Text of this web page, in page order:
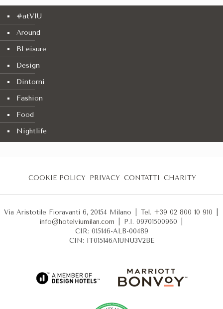
#atVIU
Around
BLeisure
Design
Dintorni
Fashion
Food
Nightlife
COOKIE POLICY PRIVACY CONTATTI CHARITY
Via Aristotile Fioravanti 6, 20154 Milano Tel. +39 02 800 10 910
info@hotelviumilan.com
P.I. 09701500960
CIR: 015146-ALB-00489
CIN: IT015146A1UNU3V2BE